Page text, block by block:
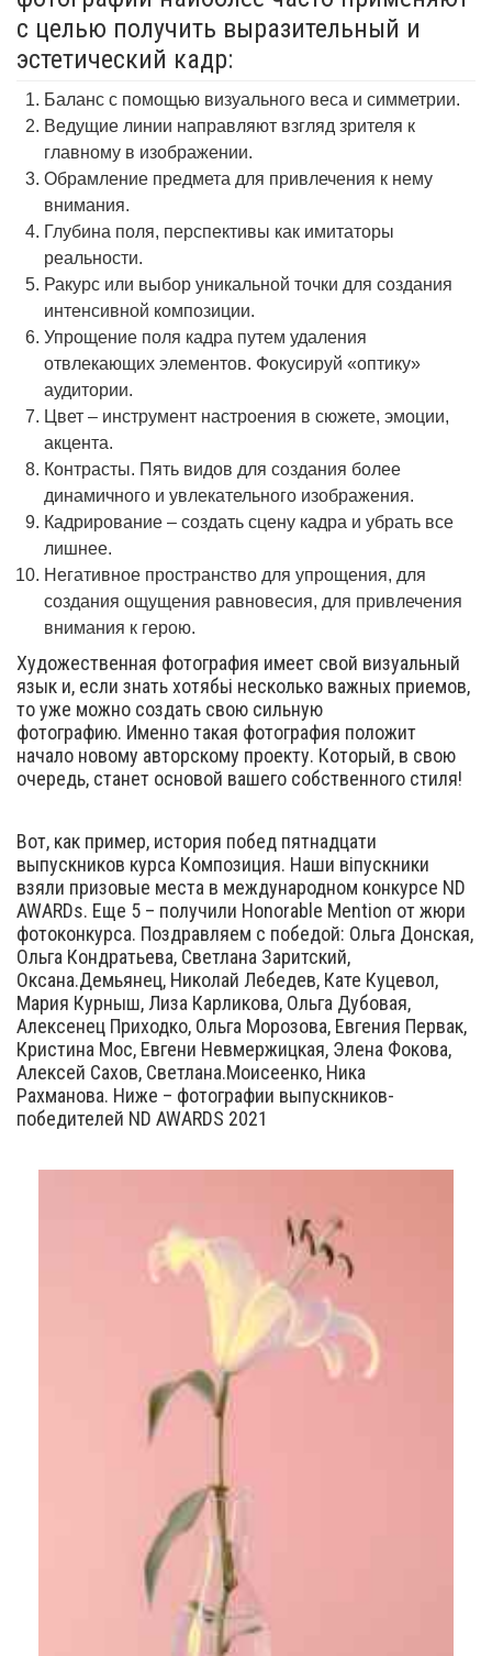
с целью получить выразительный и
эстетический кадр:
Баланс с помощью визуального веса и симметрии.
Ведущие линии направляют взгляд зрителя к
главному в изображении.
Обрамление предмета для привлечения к нему
внимания.
Глубина поля, перспективы как имитаторы
реальности.
Ракурс или выбор уникальной точки для создания
интенсивной композиции.
Упрощение поля кадра путем удаления
отвлекающих элементов. Фокусируй «оптику»
аудитории.
Цвет – инструмент настроения в сюжете, эмоции,
акцента.
Контрасты. Пять видов для создания более
динамичного и увлекательного изображения.
Кадрирование – создать сцену кадра и убрать все
лишнее.
Негативное пространство для упрощения, для
создания ощущения равновесия, для привлечения
внимания к герою.
Художественная фотография имеет свой визуальный
язык и, если знать хотябьі несколько важных приемов,
то уже можно создать свою сильную
фотографию. Именно такая фотография положит
начало новому авторскому проекту. Который, в свою
очередь, станет основой вашего собственного стиля!
Вот, как пример, история побед пятнадцати
выпускников курса Композиция. Наши віпускники
взяли призовые места в международном конкурсе ND
AWARDs. Еще 5 – получили Honorable Mention от жюри
фотоконкурса. Поздравляем с победой: Ольга Донская,
Ольга Кондратьева, Светлана Заритский,
Оксана.Демьянец, Николай Лебедев, Кате Куцевол,
Мария Курныш, Лиза Карликова, Ольга Дубовая,
Алексенец Приходко, Ольга Морозова, Евгения Первак,
Кристина Мос, Евгени Невмержицкая, Элена Фокова,
Алексей Сахов, Светлана.Моисеенко, Ника
Рахманова. Ниже – фотографии выпускников-
победителей ND AWARDS 2021